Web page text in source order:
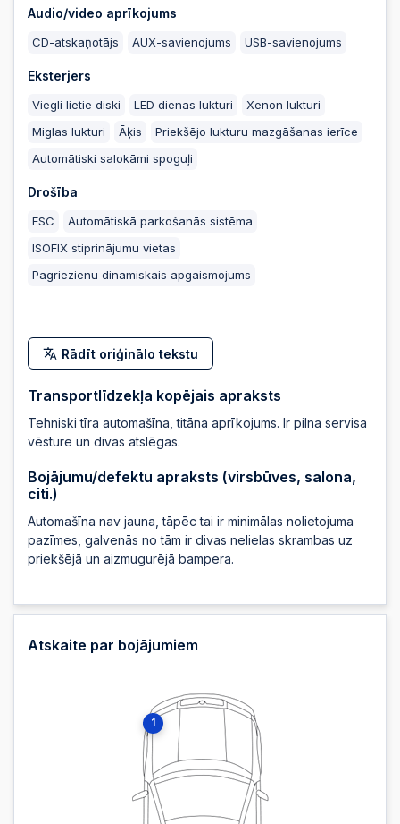
2025-05-19 11:33:10
Audio/video aprīkojums
CD-atskaņotājs AUX-savienojums USB-savienojums
Eksterjers
Viegli lietie diski LED dienas lukturi
Xenon lukturi
Miglas lukturi
Āķis
Priekšējo lukturu mazgāšanas ierīce
Automātiski salokāmi spoguļi
Drošība
ESC
Automātiskā parkošanās sistēma
ISOFIX stiprinājumu vietas
Pagriezienu dinamiskais apgaismojums
Rādīt oriģinālo tekstu
Transportlīdzekļa kopējais apraksts
Tehniski tīra automašīna, titāna aprīkojums. Ir pilna servisa
vēsture un divas atslēgas.
Bojājumu/defektu apraksts (virsbūves, salona,
citi.)
Automašīna nav jauna, tāpēc tai ir minimālas nolietojuma
pazīmes, galvenās no tām ir divas nelielas skrambas uz
priekšējā un aizmugurējā bampera.
Atskaite par bojājumiem
1